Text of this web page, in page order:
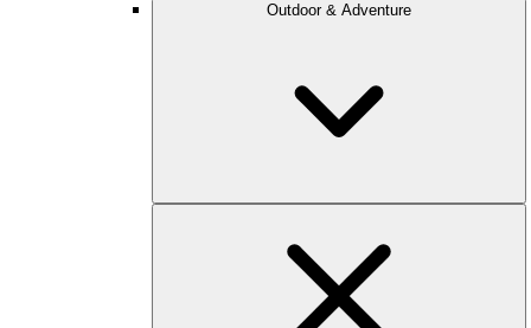
Outdoor & Adventure